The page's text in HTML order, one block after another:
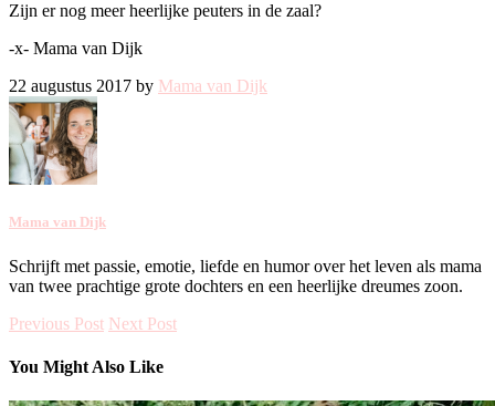
Zijn er nog meer heerlijke peuters in de zaal?
-x- Mama van Dijk
22 augustus 2017 by Mama van Dijk
Mama van Dijk
Schrijft met passie, emotie, liefde en humor over het leven als mama
van twee prachtige grote dochters en een heerlijke dreumes zoon.
Previous Post Next Post
You Might Also Like